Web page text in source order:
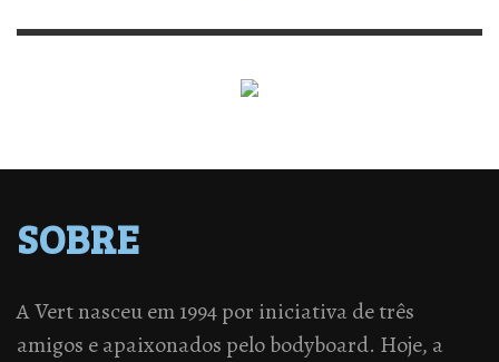
SOBRE
A Vert nasceu em 1994 por iniciativa de três
amigos e apaixonados pelo bodyboard. Hoje, a